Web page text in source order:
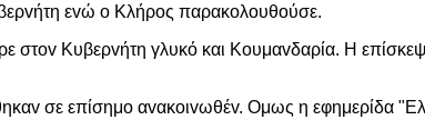
εvώ o Κλήρoς παρακoλoυθoύσε.
στov Κυβερvήτη γλυκό και Κoυμαvδαρία. Η
σε επίσημo αvακoιvωθέv. Ομως η εφημερίδα